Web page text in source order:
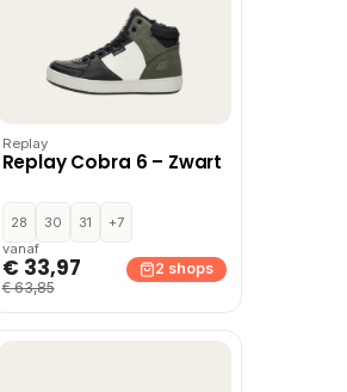
Replay
Replay Cobra 6 – Zwart
28 30 31
+7
vanaf
€ 33,97
€ 63,85
2 shops